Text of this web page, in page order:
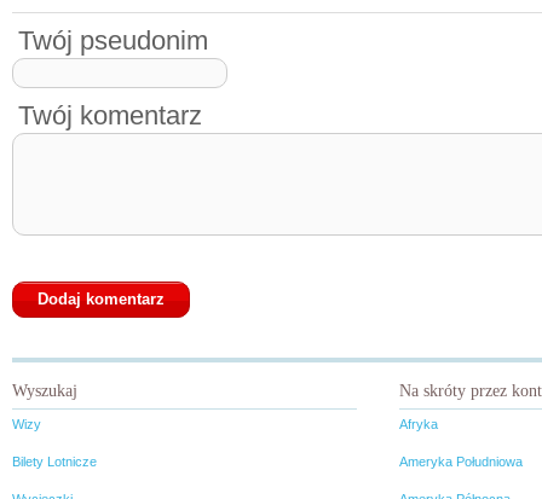
Twój pseudonim
Twój komentarz
Wyszukaj
Wizy
Bilety Lotnicze
Na skróty przez
Afryka
Ameryka Południowa